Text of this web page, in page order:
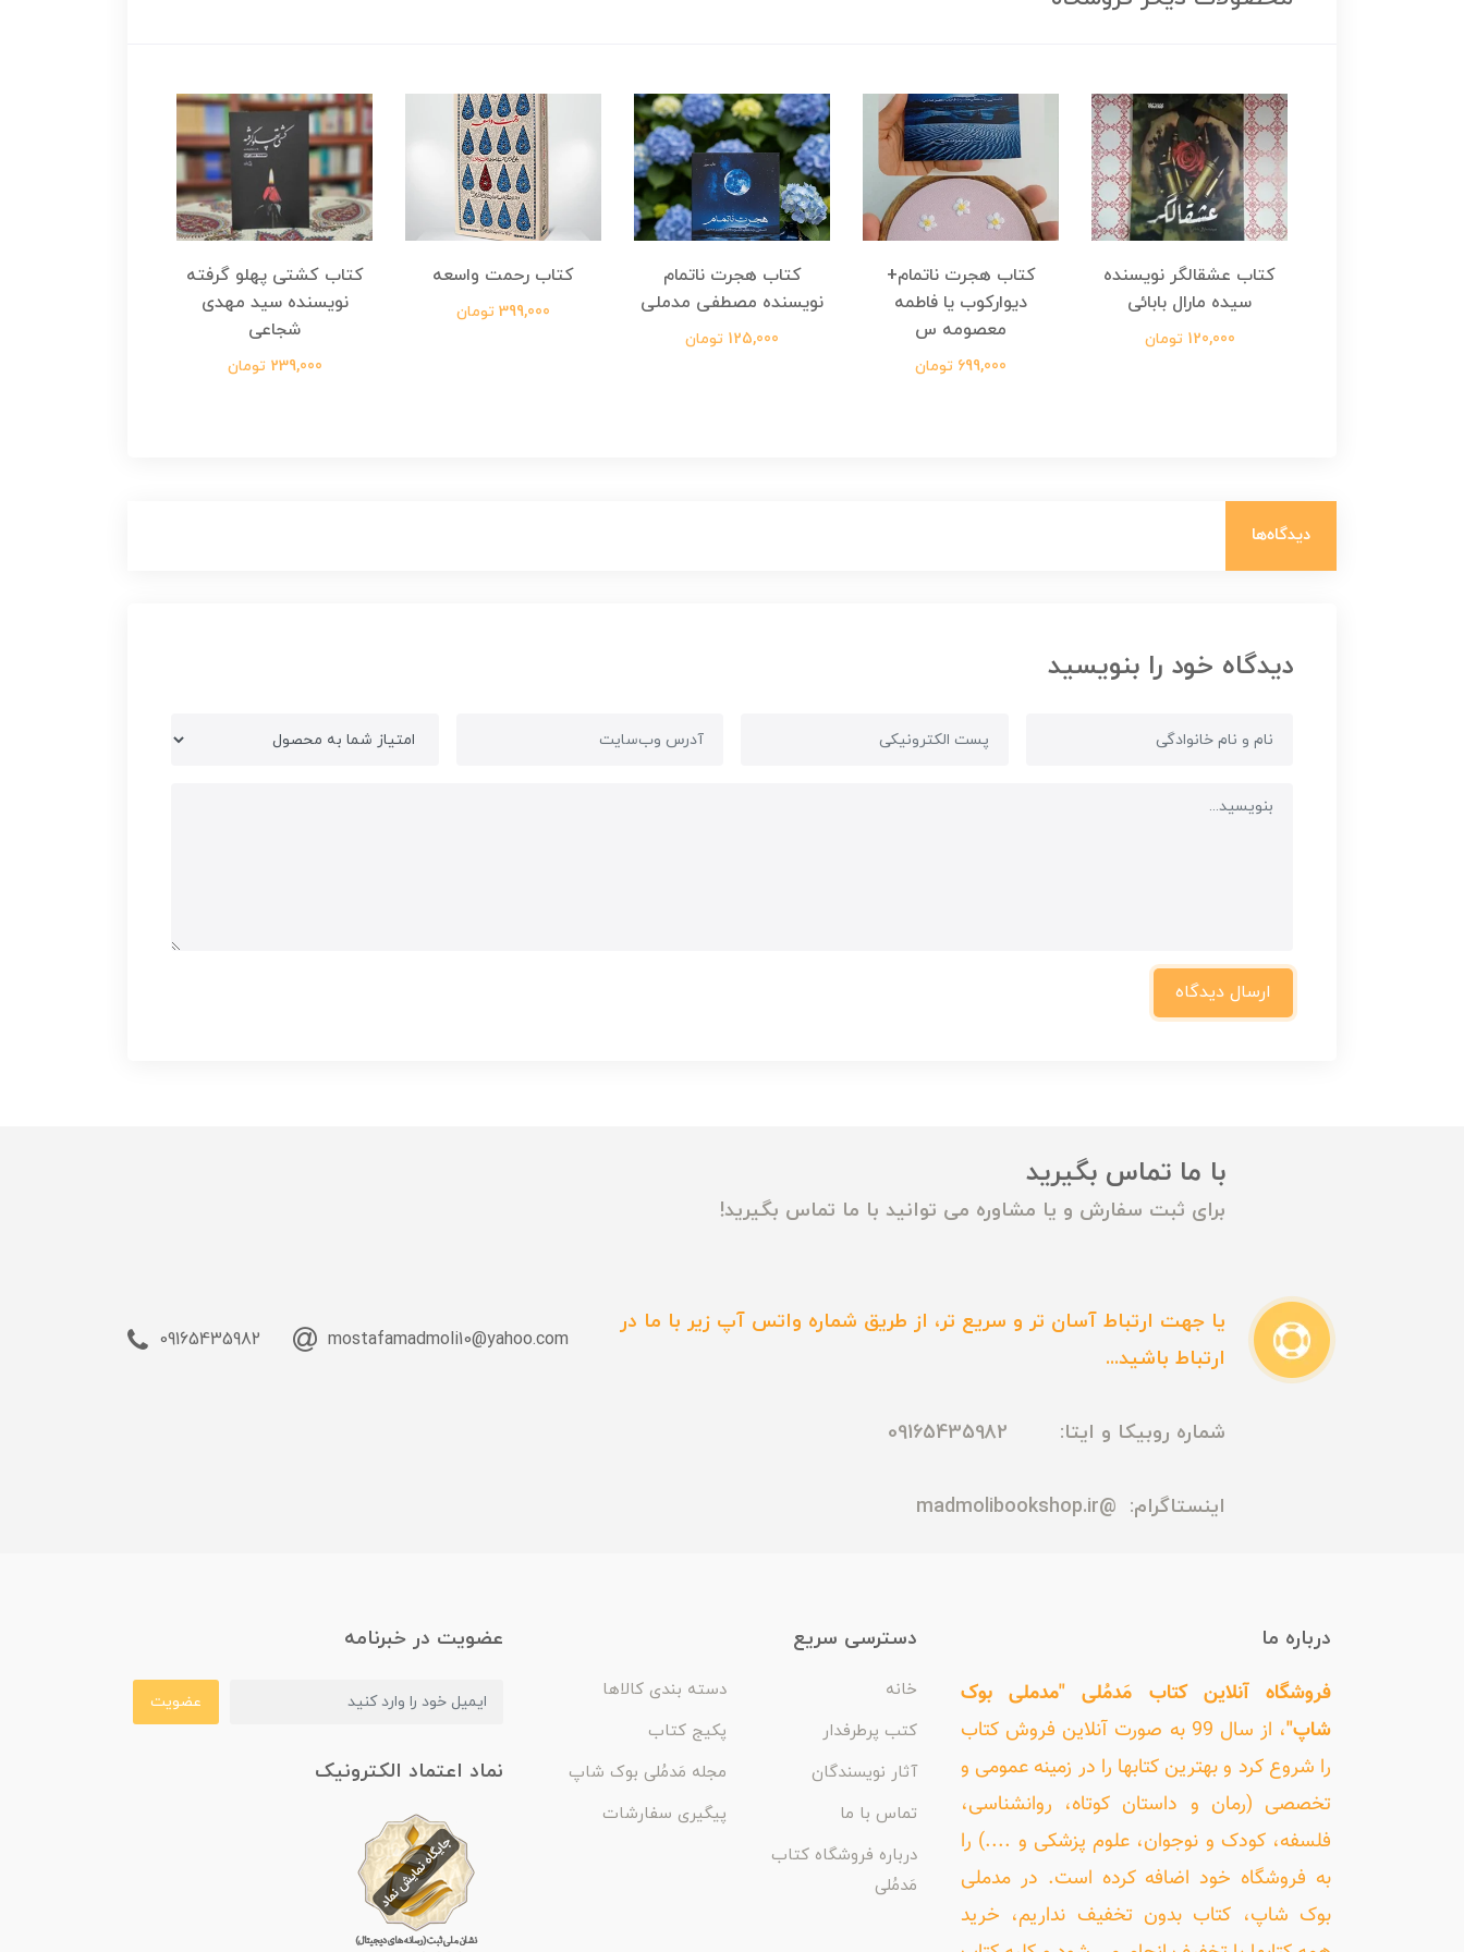
کتاب عشقالگر نویسنده
سیده مارال بابائی
120,000 تومان
کتاب هجرت ناتمام+
دیوارکوب یا فاطمه
معصومه س
699,000 تومان
کتاب هجرت ناتمام
نویسنده مصطفی مدملی
125,000 تومان
کتاب رحمت واسعه
399,000 تومان
کتاب کشتی پهلو گرفته
نویسنده سید مهدی
شجاعی
239,000 تومان
دیدگاه‌ها
دیدگاه خود را بنویسید
ارسال دیدگاه
با ما تماس بگیرید
برای ثبت سفارش و یا مشاوره می توانید با ما تماس بگیرید!
یا جهت ارتباط آسان تر و سریع تر، از طریق شماره واتس آپ زیر با ما در
ارتباط باشید...
شماره روبیکا و ایتا: 09165435982
اینستاگرام: @madmolibookshop.ir
mostafamadmoli10@yahoo.com
09165435982
درباره ما
فروشگاه آنلاین کتاب مَدمُلی "مدملی بوک
شاپ"
، از سال 99 به صورت آنلاین فروش کتاب
را شروع کرد و بهترین کتابها را در زمینه عمومی و
تخصصی (رمان و داستان کوتاه، روانشناسی،
فلسفه، کودک و نوجوان، علوم پزشکی و ....) را
به فروشگاه خود اضافه کرده است. در مدملی
بوک شاپ، کتاب بدون تخفیف نداریم، خرید
دسترسی سریع
خانه
دسته بندی کالاها
کتب پرطرفدار
پکیج کتاب
آثار نویسندگان
مجله مَدمُلی بوک شاپ
تماس با ما
پیگیری سفارشات
درباره فروشگاه کتاب
مَدمُلی
عضویت در خبرنامه
عضویت
نماد اعتماد الکترونیک